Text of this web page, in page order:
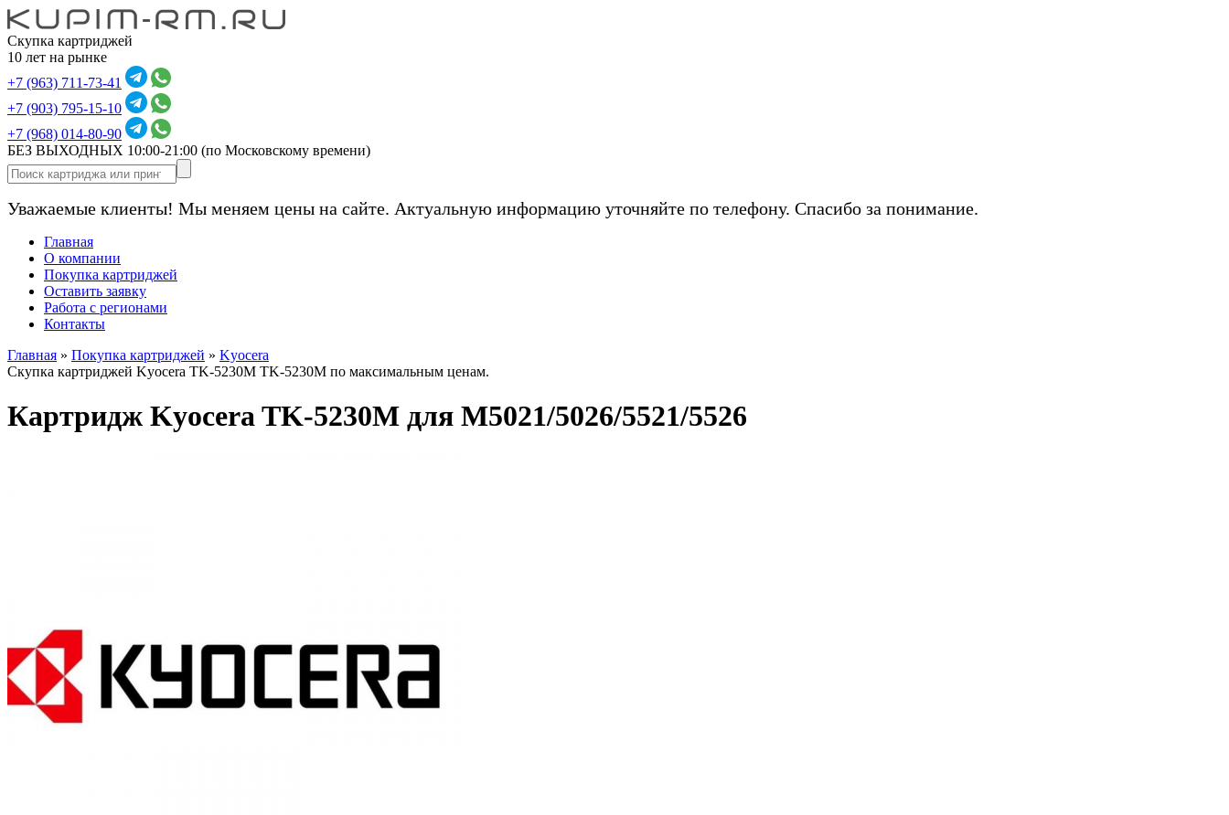
Скупка картриджей
10 лет на рынке
+7 (963) 711-73-41
+7 (903) 795-15-10
+7 (968) 014-80-90
БЕЗ ВЫХОДНЫХ 10:00-21:00 (по Московскому времени)
Уважаемые клиенты! Мы меняем цены на сайте. Актуальную информацию уточняйте по телефону. Спасибо за понимание.
Главная
О компании
Покупка картриджей
Оставить заявку
Работа с регионами
Контакты
Главная » Покупка картриджей » Kyocera
Скупка картриджей Kyocera TK-5230M TK-5230M по максимальным ценам.
Картридж Kyocera TK-5230M для M5021/5026/5521/5526